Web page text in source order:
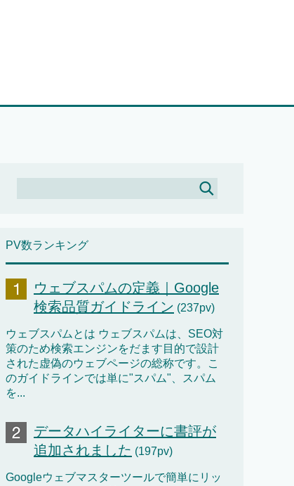
PV数ランキング
ウェブスパムの定義｜Google
検索品質ガイドライン (237pv)
ウェブスパムとは ウェブスパムは、SEO対
策のため検索エンジンをだます目的で設計
された虚偽のウェブページの総称です。こ
のガイドラインでは単に"スパム"、スパム
を...
データハイライターに書評が
追加されました (197pv)
Googleウェブマスターツールで簡単にリッ